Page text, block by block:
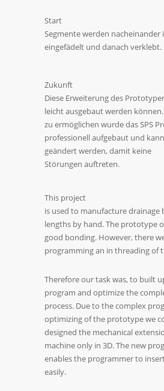
Start
Segmente werden nacheinander
eingefädelt und danach verklebt.
Zukunft
Diese Erweiterung des
leicht ausgebaut werden
zu ermöglichen wurde das SPS
professionell aufgebaut und
geändert werden, damit keine
Störungen auftreten.
This project
is used to manufacture drainage
lengths by hand. The prototype
good bonding. However, there
programming an in threading of
Therefore our task was, to built
program and optimize the
process. Due to the complex
optimizing of the prototype we
designed the mechanical
machine only in 3D. The new
enables the programmer to
easily.